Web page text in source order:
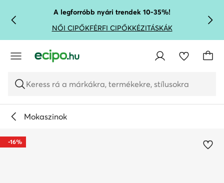
UGRÁS A FŐ TARTALOMRA
UGRÁS A KERESÉSHEZA legforróbb nyári trendek 10-35%!
NŐI CIPŐKFÉRFI CIPŐKKÉZITÁSKÁK
Keress rá a márkákra, termékekre, stílusokra
Mokaszinok
-16%